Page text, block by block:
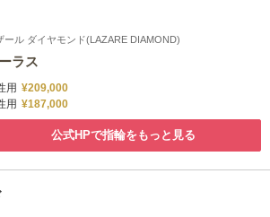
ール ダイヤモンド(LAZARE DIAMOND)
ラス
用 ¥209,000
用 ¥187,000
公式HPで指輪をもっと見る